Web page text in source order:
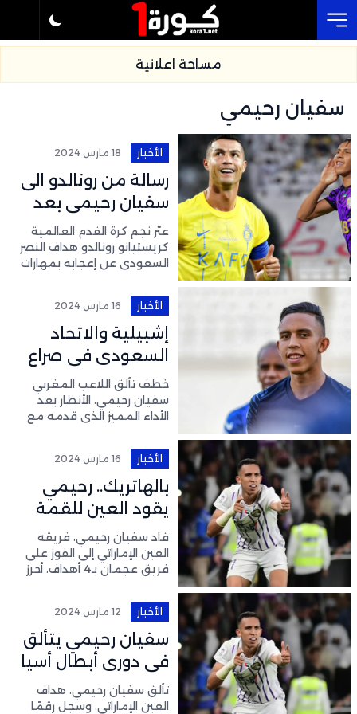
مساحة اعلانية
سفيان رحيمي
الأخبار 18 مارس 2024
رسالة من رونالدو الى
سفيان رحيمي بعد
إلتحاقه بمنتخب
المغرب
عبّر نجم كرة القدم العالمية
كريستيانو رونالدو هداف النصر
السعودي عن إعجابه بمهارات
رحيمي، وذلك بعد تألقه
اللافت في مباراتي الذهاب
والإياب بين فريقه العين
الإماراتي ونادي
الأخبار 16 مارس 2024
إشبيلية والاتحاد
السعودي في صراع
للتعاقد مع سفيان
رحيمي
خطف تألق اللاعب المغربي
سفيان رحيمي، الأنظار بعد
الأداء المميز الذي قدمه مع
المباريات الماضية، سواء في
الدوري المحلي أو في دوري
أبطال آسيا. وذكرت تقارير
الأخبار 16 مارس 2024
بالهاتريك.. رحيمي
يقود العين للقمة
في الدوري الإماراتي
قاد سفيان رحيمي، فريقه
العين الإماراتي إلى الفوز على
فريق عجمان بـ4 أهداف، أحرز
رحيمي التسجيل في الدقيقة
19 من ركلة جزاء حصل عليها
اللاعب المغربي
الأخبار 12 مارس 2024
سفيان رحيمي يتألق
في دوري أبطال أسيا
تألق سفيان رحيمي، هداف
العين الإماراتي، وسجل رقمًا